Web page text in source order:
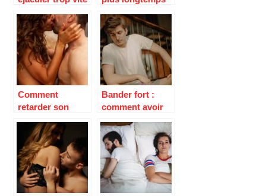
Comment
retarder son
Bander fort :
comment avoir
érection durable
?